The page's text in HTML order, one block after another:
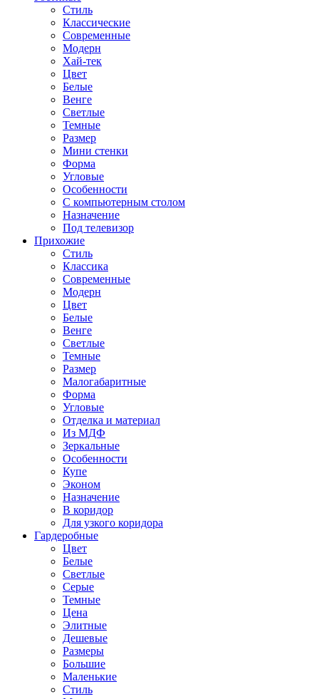
Стиль
Классические
Современные
Модерн
Хай-тек
Цвет
Белые
Венге
Светлые
Темные
Размер
Мини стенки
Форма
Угловые
Особенности
С компьютерным столом
Назначение
Под телевизор
Прихожие
Стиль
Классика
Современные
Модерн
Цвет
Белые
Венге
Светлые
Темные
Размер
Малогабаритные
Форма
Угловые
Отделка и материал
Из МДФ
Зеркальные
Особенности
Купе
Эконом
Назначение
В коридор
Для узкого коридора
Гардеробные
Цвет
Белые
Светлые
Серые
Темные
Цена
Элитные
Дешевые
Размеры
Большие
Маленькие
Стиль